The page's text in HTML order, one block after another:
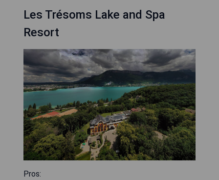
Les Trésoms Lake and Spa
Resort
Pros: